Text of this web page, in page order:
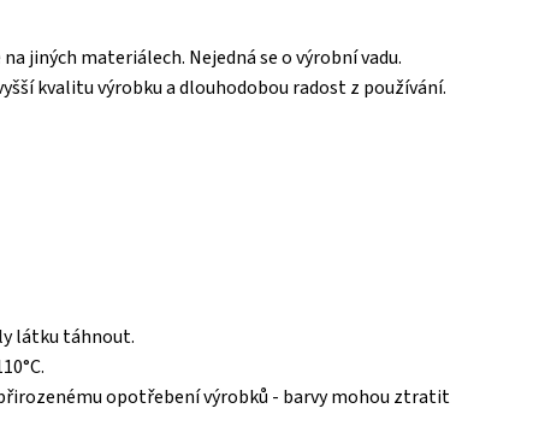
jiných materiálech. Nejedná se o výrobní vadu.
kvalitu výrobku a dlouhodobou radost z používání.
látku táhnout.
opotřebení výrobků - barvy mohou ztratit